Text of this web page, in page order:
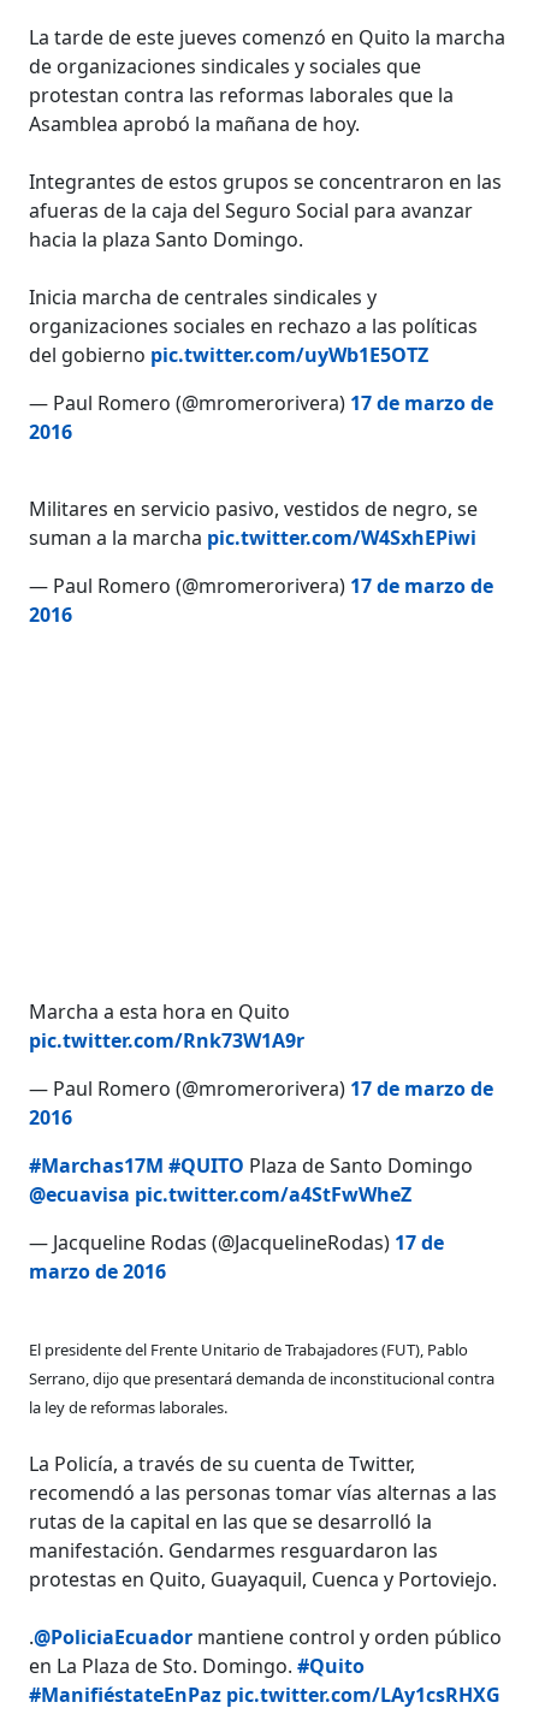
La tarde de este jueves comenzó en Quito la marcha
de organizaciones sindicales y sociales que
protestan contra las reformas laborales que la
Asamblea aprobó la mañana de hoy.
Integrantes de estos grupos se concentraron en las
afueras de la caja del Seguro Social para avanzar
hacia la plaza Santo Domingo.
Inicia marcha de centrales sindicales y
organizaciones sociales en rechazo a las políticas
del gobierno pic.twitter.com/uyWb1E5OTZ
— Paul Romero (@mromerorivera) 17 de marzo de
2016
Militares en servicio pasivo, vestidos de negro, se
suman a la marcha pic.twitter.com/W4SxhEPiwi
— Paul Romero (@mromerorivera) 17 de marzo de
2016
Marcha a esta hora en Quito
pic.twitter.com/Rnk73W1A9r
— Paul Romero (@mromerorivera) 17 de marzo de
2016
#Marchas17M #QUITO Plaza de Santo Domingo
@ecuavisa pic.twitter.com/a4StFwWheZ
— Jacqueline Rodas (@JacquelineRodas) 17 de
marzo de 2016
El presidente del Frente Unitario de Trabajadores (FUT), Pablo
Serrano, dijo que presentará demanda de inconstitucional contra
la ley de reformas laborales.
La Policía, a través de su cuenta de Twitter,
recomendó a las personas tomar vías alternas a las
rutas de la capital en las que se desarrolló la
manifestación. Gendarmes resguardaron las
protestas en Quito, Guayaquil, Cuenca y Portoviejo.
.@PoliciaEcuador mantiene control y orden público
en La Plaza de Sto. Domingo.#Quito
#ManifiéstateEnPaz pic.twitter.com/LAy1csRHXG